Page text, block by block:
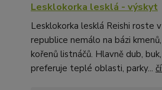
Lesklokorka lesklá - výskyt
Lesklokorka lesklá Reishi roste
republice nemálo na bázi
kořenů listnáčů. Hlavně dub,
preferuje teplé oblasti, parky...